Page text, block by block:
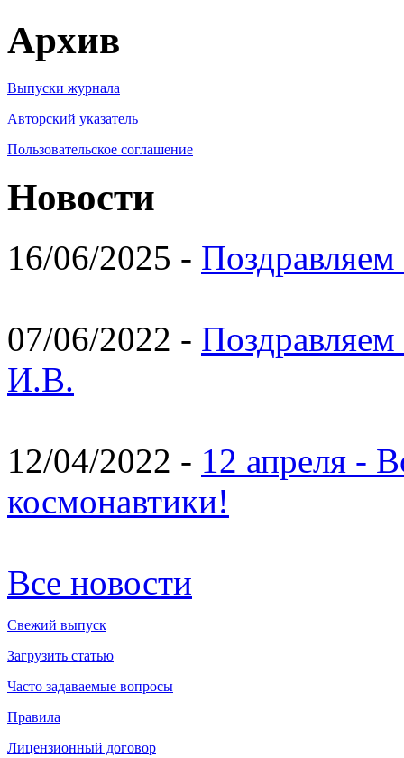
Архив
Выпуски журнала
Авторский указатель
Пользовательское соглашение
Новости
16/06/2025 -
07/06/2022 -
И.В.
12/04/2022 - 12 апреля -
космонавтики!
Все новости
Свежий выпуск
Загрузить статью
Часто задаваемые вопросы
Правила
Лицензионный договор